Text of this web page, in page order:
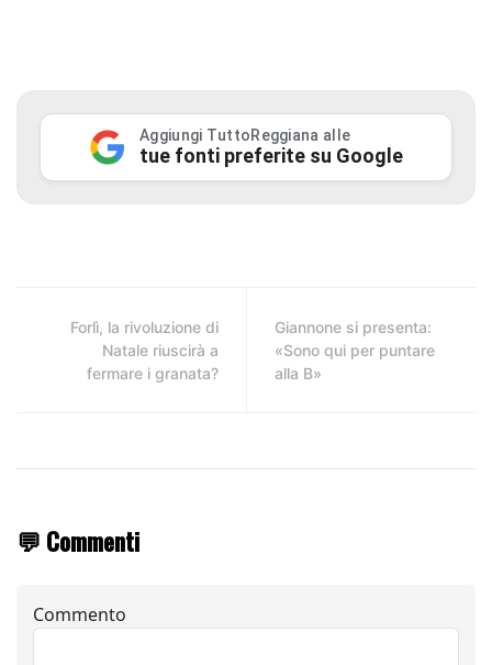
Aggiungi TuttoReggiana alle
tue fonti preferite su Google
Forlì, la rivoluzione di
Natale riuscirà a
fermare i granata?
Giannone si presenta:
«Sono qui per puntare
alla B»
💬 Commenti